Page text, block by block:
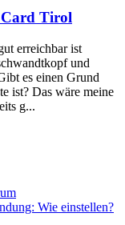
Card Tirol
erreichbar ist
und
es einen Grund
ist? Das wäre meine
g...
Wie einstellen?